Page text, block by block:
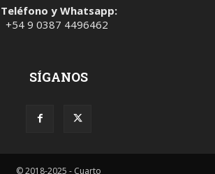
Teléfono y Whatsapp:
+54 9 0387 4496462
SÍGANOS
© 2018-2025 - Cuarto